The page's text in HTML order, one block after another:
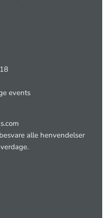
events
alle henvendelser